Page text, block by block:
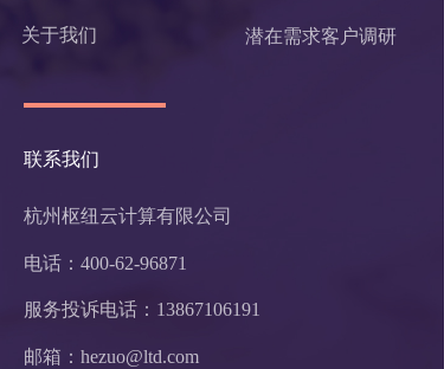
联系我们
杭州枢纽云计算有限公司
电话：400-62-96871
邮箱：hezuo@ltd.com
关于我们
服务投诉电话： 13867106191
潜在需求客户调研